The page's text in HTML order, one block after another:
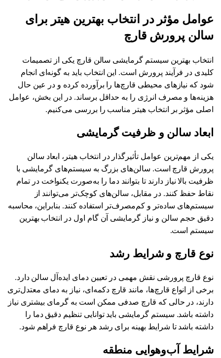
عوامل مؤثر در انتخاب بهترین هیتر برای
سالن پرورش قارچ
انتخاب بهترین سیستم گرمایشی سالن قارچ یکی از تصمیمات
کلیدی در فرآیند پرورش است. این انتخاب باید به گونه‌ای انجام
شود که نیازهای محیطی قارچ‌ها را برآورده کرده و در عین حال
هزینه‌ها و مصرف انرژی را به حداقل برساند. در این بخش، عوامل
اصلی مؤثر بر انتخاب هیتر مناسب را بررسی می‌کنیم.
ابعاد سالن و ظرفیت گرمایشی
یکی از مهم‌ترین عوامل تأثیرگذار در انتخاب هیتر، ابعاد سالن
پرورش قارچ است. سالن‌های بزرگ به سیستم‌های گرمایشی با
ظرفیت بالا نیاز دارند تا بتوانند دما را به‌صورت یکنواخت در تمام
نقاط حفظ کنند. در مقابل، سالن‌های کوچک‌تر می‌توانند از
سیستم‌های ساده‌تر و کم‌مصرف‌تر استفاده کنند. بنابراین، محاسبه
دقیق حجم سالن و نیاز گرمایشی آن گام اول در انتخاب بهترین
سیستم است.
نوع قارچ و شرایط رشد
نوع قارچ پرورشی نقش مهمی در تعیین دمای ایده‌آل سالن دارد.
برخی از انواع قارچ‌ها، مانند قارچ دکمه‌ای، نیاز به دمای معتدل‌تری
دارند، در حالی که قارچ صدفی ممکن است به گرمای بیشتری نیاز
داشته باشد. سیستم گرمایشی باید توانایی تنظیم دقیق دما را
داشته باشد تا شرایط بهینه برای رشد هر نوع قارچ فراهم شود.
شرایط آب‌وهوایی منطقه